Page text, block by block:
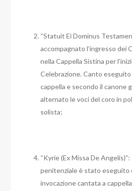
“Statuit Ei Dominus
accompagnato l’ingresso dei
nella Cappella Sistina per
Celebrazione. Canto
cappella e secondo il canone
alternato le voci del coro in
solista;
“Kyrie (Ex Missa De
penitenziale è stato eseguito
invocazione cantata a